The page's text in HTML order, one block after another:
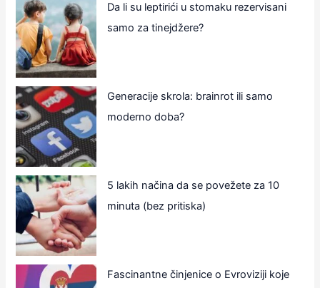
Da li su leptirići u stomaku rezervisani
samo za tinejdžere?
Generacije skrola: brainrot ili samo
moderno doba?
5 lakih načina da se povežete za 10
minuta (bez pritiska)
Fascinantne činjenice o Evroviziji koje